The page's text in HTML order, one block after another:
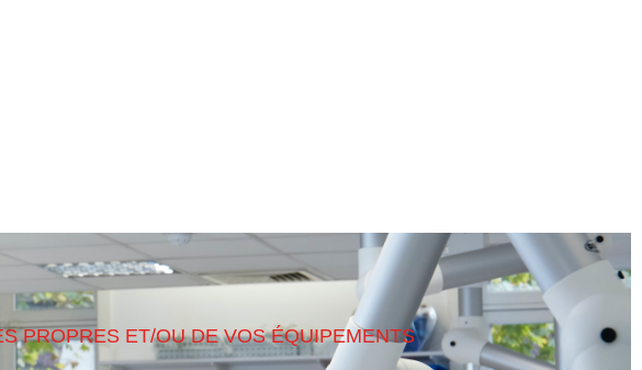
PROPRES ET/OU DE VOS ÉQUIPEMENTS